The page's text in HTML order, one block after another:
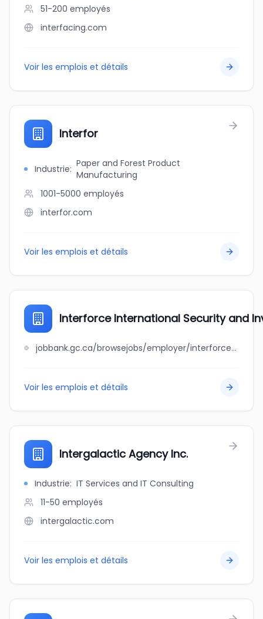
51-200 employés
interfacing.com
Voir les emplois et détails
Interfor
Industrie: Paper and Forest Product
Manufacturing
1001-5000 employés
interfor.com
Voir les emplois et détails
Interforce International Security and
jobbank.gc.ca/browsejobs/employer/interforce+international+security+and+investigations/ca
Voir les emplois et détails
Intergalactic Agency Inc.
Industrie: IT Services and IT Consulting
11-50 employés
intergalactic.com
Voir les emplois et détails